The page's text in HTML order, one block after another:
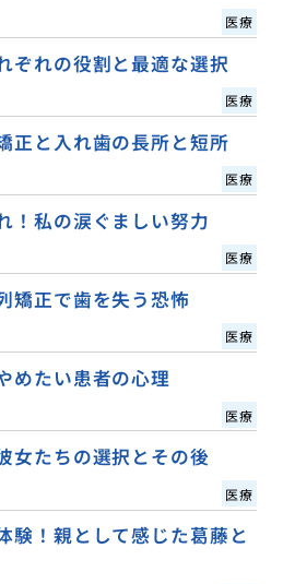
医療
ぞれの役割と最適な選択
医療
正と入れ歯の長所と短所
医療
！私の涙ぐましい努力
医療
矯正で歯を失う恐怖
医療
めたい患者の心理
医療
女たちの選択とその後
医療
験！親として感じた葛藤と